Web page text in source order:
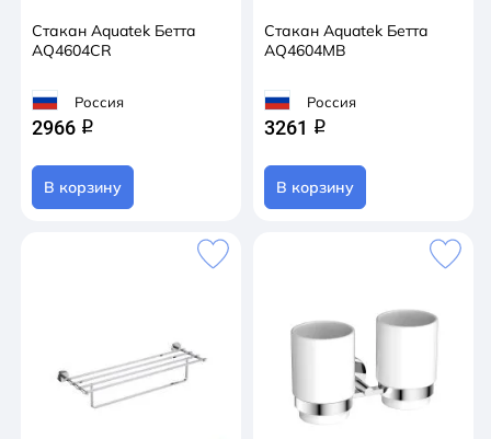
Стакан Aquatek Бетта
AQ4604CR
Россия
2966 q
В корзину
Стакан Aquatek Бетта
AQ4604MB
Россия
3261 q
В корзину